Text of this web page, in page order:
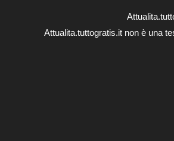
Attualita.tuttogratis.it non è una